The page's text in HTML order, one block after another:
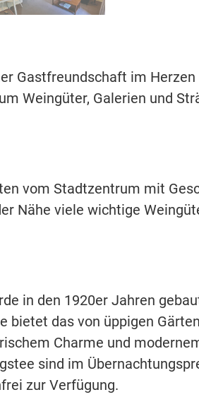
Gastfreundschaft im
Weingüter, Galerien und
vom Stadtzentrum mit
Nähe viele wichtige
in den 1920er Jahren
bietet das von üppigen
Charme und
sind im
zur Verfügung.